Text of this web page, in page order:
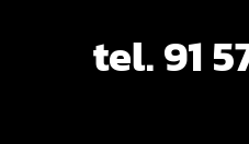
tel. 91